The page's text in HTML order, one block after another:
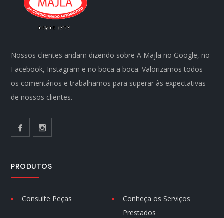
Nossos clientes andam dizendo sobre A Majla no Google, no
Facebook, Instagram e no boca a boca. Valorizamos todos
os comentários e trabalhamos para superar às expectativas
de nossos clientes.
PRODUTOS
Consulte Peças
Conheça os Serviços
Prestados